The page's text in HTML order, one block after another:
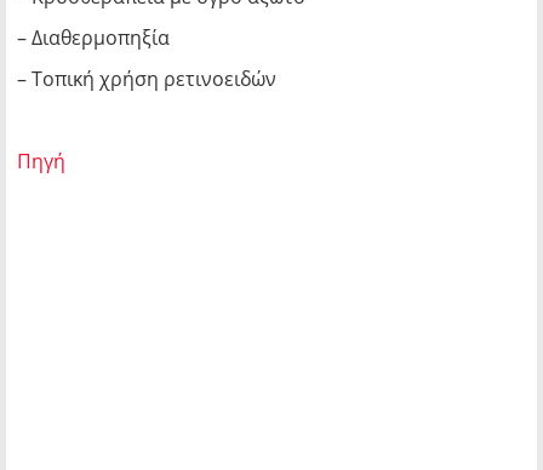
– Διαθερμοπηξία
– Τοπική χρήση ρετινοειδών
Πηγή